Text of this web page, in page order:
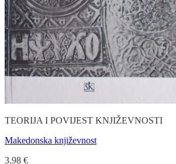
TEORIJA I POVIJEST KNJIŽEVNOSTI
Makedonska književnost
3.98 €